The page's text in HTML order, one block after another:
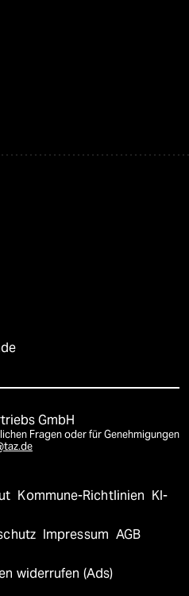
GmbH
Fragen oder für Genehmigungen
Kommune-Richtlinien KI-
Impressum AGB
widerrufen (Ads)